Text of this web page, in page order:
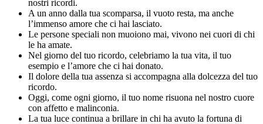
nostri ricordi.
A un anno dalla tua scomparsa, il vuoto resta, ma anche
l’immenso amore che ci hai lasciato.
Le persone speciali non muoiono mai, vivono nei cuori di chi
le ha amate.
Nel giorno del tuo ricordo, celebriamo la tua vita, il tuo
esempio e l’amore che ci hai donato.
Il dolore della tua assenza si accompagna alla dolcezza del tuo
ricordo.
Oggi, come ogni giorno, il tuo nome risuona nel nostro cuore
con affetto e malinconia.
La tua luce continua a brillare in chi ha avuto la fortuna di